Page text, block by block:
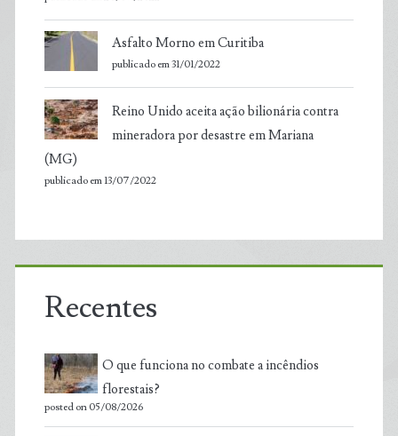
Asfalto Morno em Curitiba
publicado em 31/01/2022
Reino Unido aceita ação bilionária contra
mineradora por desastre em Mariana
(MG)
publicado em 13/07/2022
Recentes
O que funciona no combate a incêndios
florestais?
posted on 05/08/2026